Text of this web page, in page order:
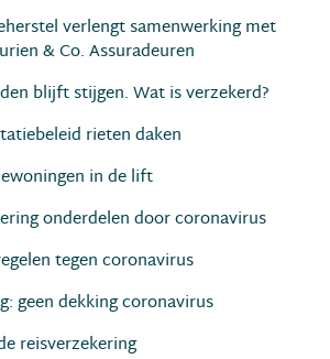
verlengt samenwerking met
& Co. Assuradeuren
blijft stijgen. Wat is verzekerd?
rieten daken
in de lift
onderdelen door coronavirus
tegen coronavirus
geen dekking coronavirus
reisverzekering